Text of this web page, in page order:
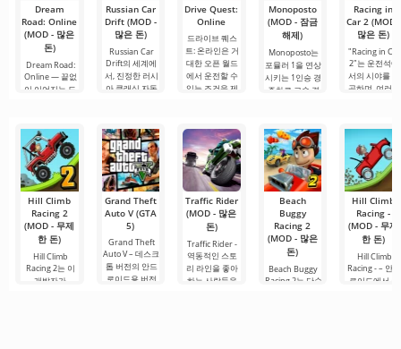
Dream
Road: Online
(MOD - 많은
돈)
Dream Road:
Online — 끝없
이 이어지는 도
Russian Car
Drift (MOD -
많은 돈)
Russian Car
Drift의 세계에
서, 진정한 러시
아 클래식 자동
Drive Quest:
Online
드라이브 퀘스
트: 온라인은 거
대한 오픈 월드
에서 운전할 수
있는 조건을 제
Monoposto
(MOD - 잠금
해제)
Monoposto는
포뮬러 1을 연상
시키는 1인승 경
주차로 고속 경
Racing in
Car 2 (MOD -
많은 돈)
"Racing in Car
2"는 운전석에
서의 시야를 제
공하며, 여러분
Hill Climb
Racing 2
(MOD - 무제
한 돈)
Hill Climb
Racing 2는 이
개발자가
Grand Theft
Auto V (GTA
5)
Grand Theft
Auto V – 데스크
톱 버전의 안드
로이드용 버전
Traffic Rider
(MOD - 많은
돈)
Traffic Rider -
역동적인 스토
리 라인을 좋아
하는 사람들을
Beach
Buggy
Racing 2
(MOD - 많은
돈)
Beach Buggy
Racing 2는 단순
Hill Climb
Racing -
(MOD - 무제
한 돈)
Hill Climb
Racing - – 안드
로이드에서 즐